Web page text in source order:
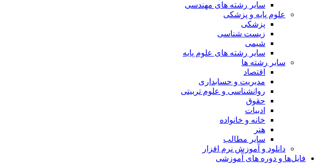
سایر رشته های مهندسی
علوم پایه و پزشکی
پزشکی
زیست شناسی
شیمی
سایر رشته های علوم پایه
سایر رشته ها
اقتصاد
مدیریت و حسابداری
روانشناسی و علوم تربیتی
حقوق
ادبیات
خانه و خانواده
هنر
سایر مطالب
دانلود و آموزش نرم افزار
فایل‌ها و دوره های آموزشی